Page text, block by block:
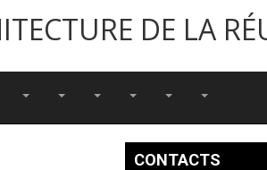
DE LA
CONTACTS